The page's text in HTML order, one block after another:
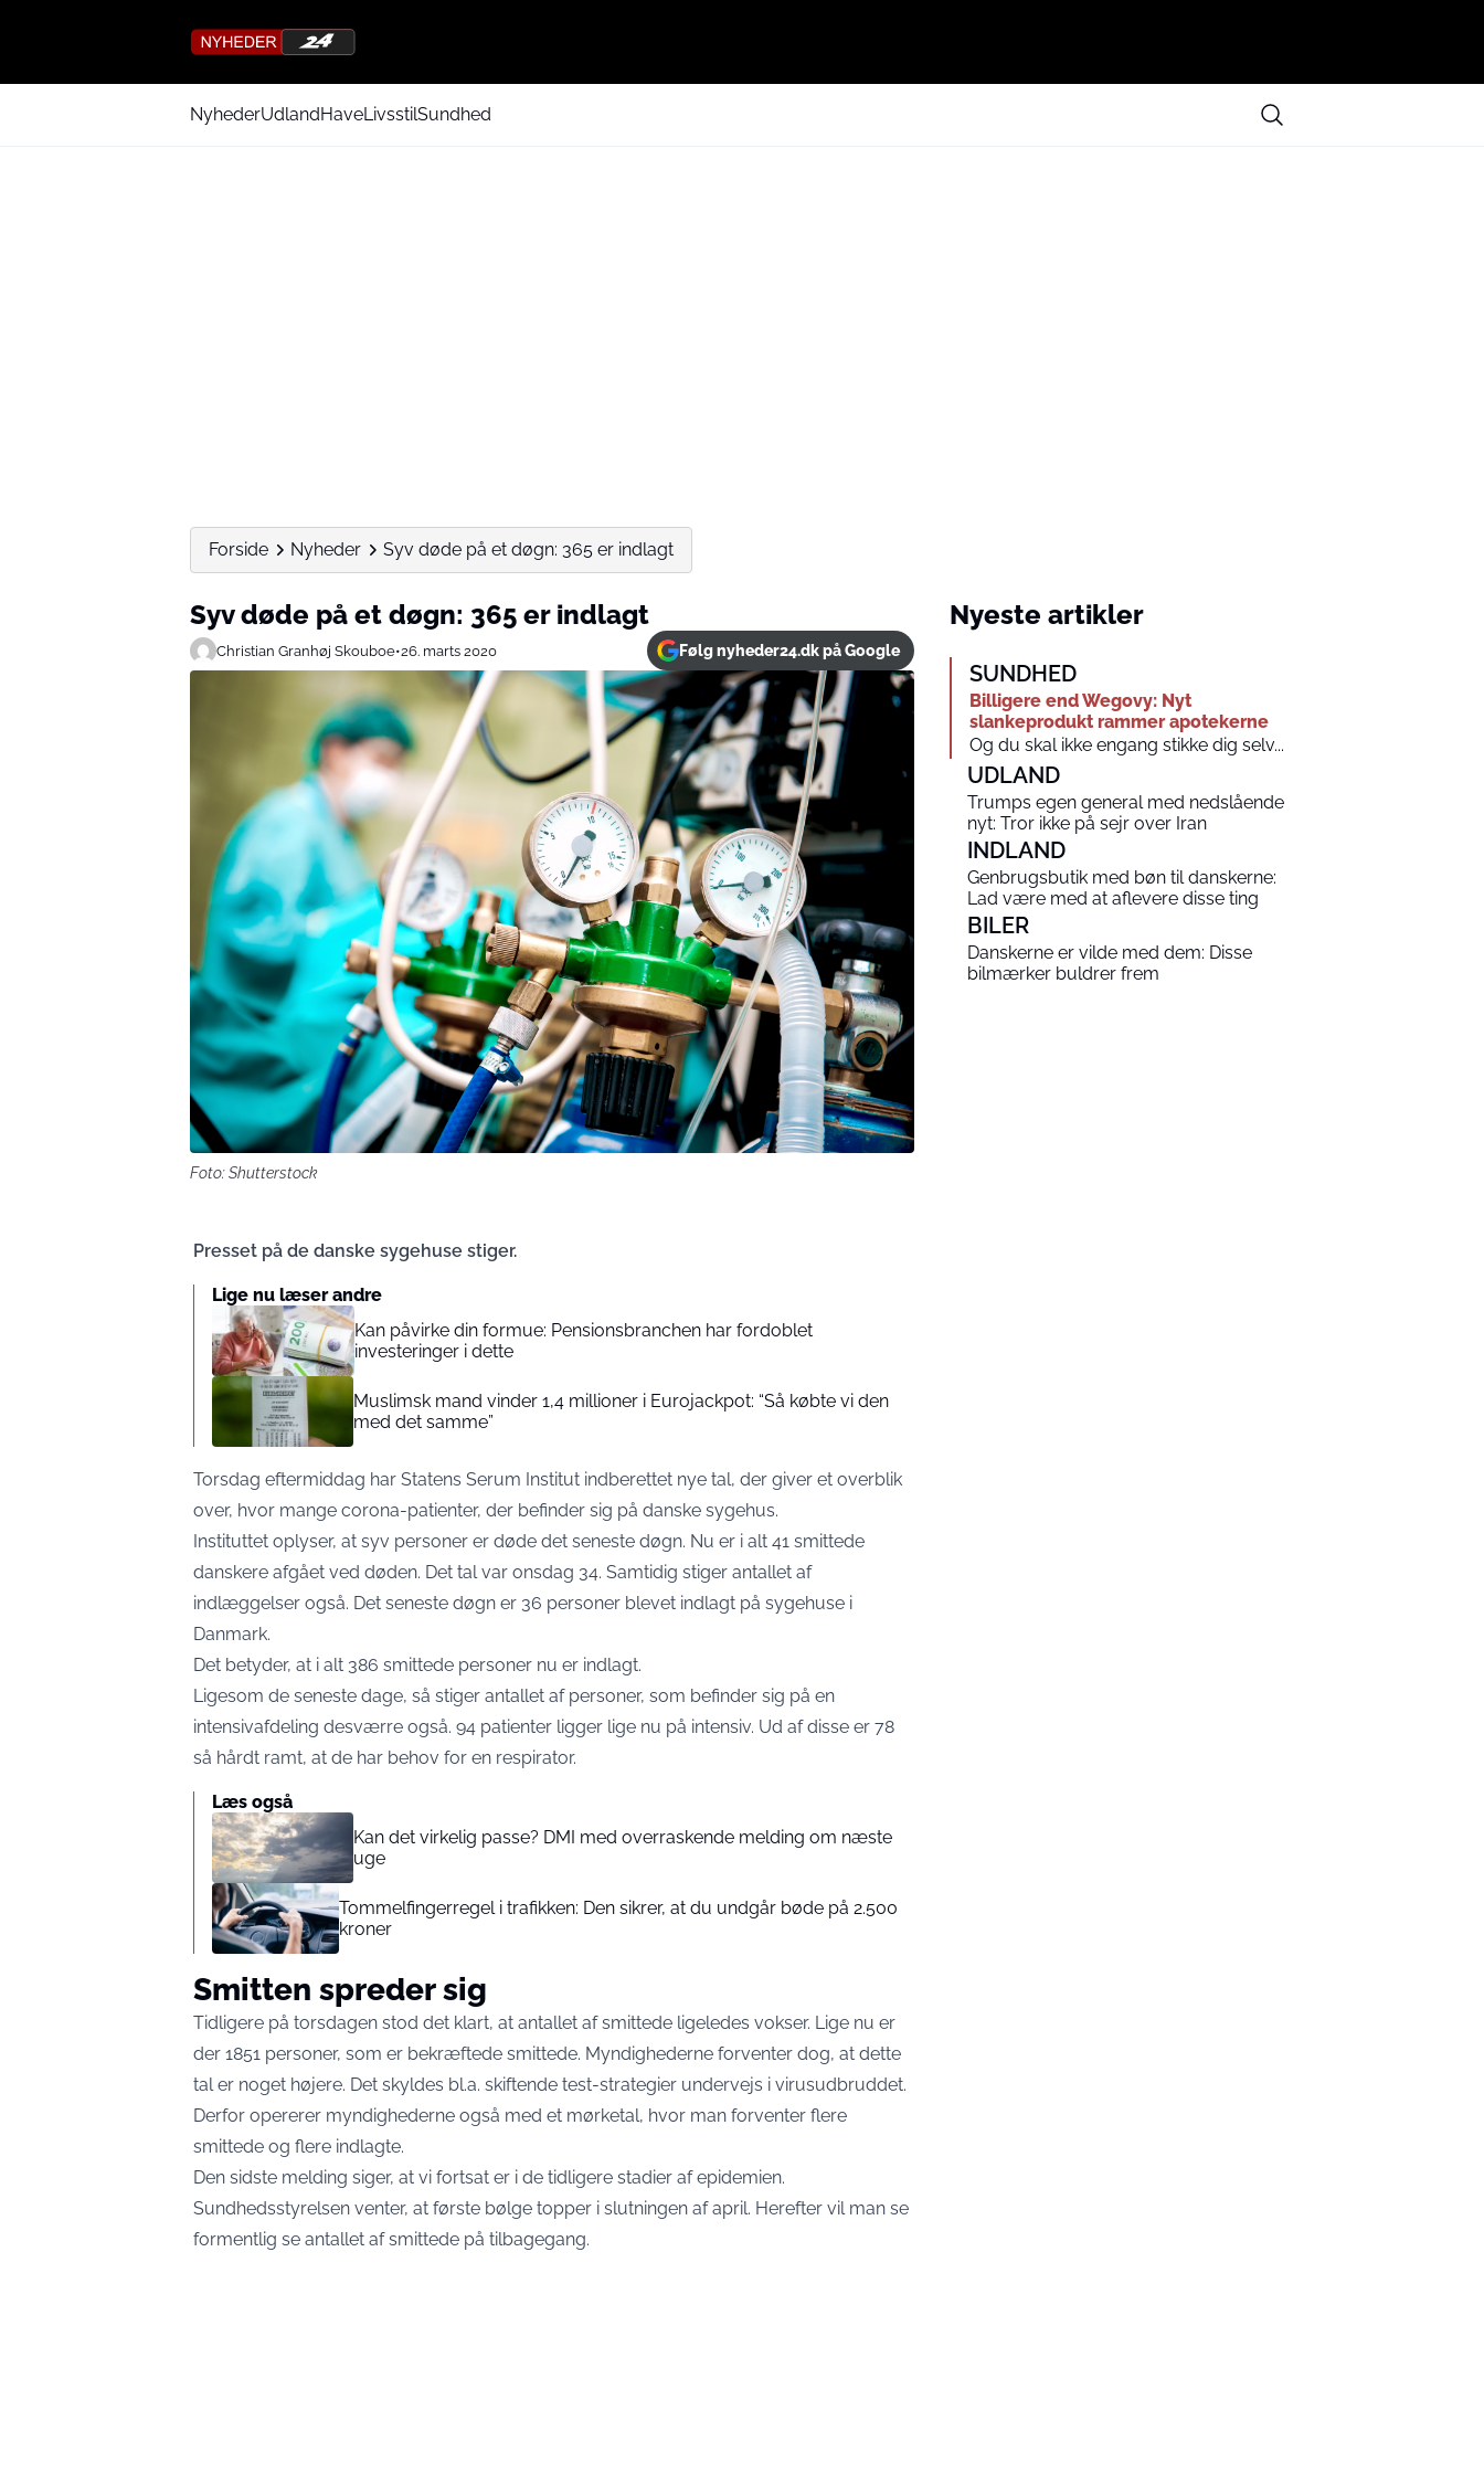
NyhederUdlandHaveLivsstilSundhed
Forside Nyheder Syv døde på et døgn: 365 er indlagt
Syv døde på et døgn: 365 er indlagt
Christian Granhøj Skouboe•26. marts 2020 Følg nyheder24.dk på Google
Foto: Shutterstock
Presset på de danske sygehuse stiger.
Lige nu læser andre
Kan påvirke din formue: Pensionsbranchen har fordoblet
investeringer i dette
Muslimsk mand vinder 1,4 millioner i Eurojackpot: “Så købte vi den
med det samme”
Torsdag eftermiddag har Statens Serum Institut indberettet nye tal, der giver et overblik
over, hvor mange corona-patienter, der befinder sig på danske sygehus.
Instituttet oplyser, at syv personer er døde det seneste døgn. Nu er i alt 41 smittede
danskere afgået ved døden. Det tal var onsdag 34. Samtidig stiger antallet af
indlæggelser også. Det seneste døgn er 36 personer blevet indlagt på sygehuse i
Danmark.
Det betyder, at i alt 386 smittede personer nu er indlagt.
Ligesom de seneste dage, så stiger antallet af personer, som befinder sig på en
intensivafdeling desværre også. 94 patienter ligger lige nu på intensiv. Ud af disse er 78
så hårdt ramt, at de har behov for en respirator.
Læs også
Kan det virkelig passe? DMI med overraskende melding om næste
uge
Tommelfingerregel i trafikken: Den sikrer, at du undgår bøde på 2.500
kroner
Smitten spreder sig
Tidligere på torsdagen stod det klart, at antallet af smittede ligeledes vokser. Lige nu er
der 1851 personer, som er bekræftede smittede. Myndighederne forventer dog, at dette
tal er noget højere. Det skyldes bl.a. skiftende test-strategier undervejs i virusudbruddet.
Derfor opererer myndighederne også med et mørketal, hvor man forventer flere
smittede og flere indlagte.
Den sidste melding siger, at vi fortsat er i de tidligere stadier af epidemien.
Sundhedsstyrelsen venter, at første bølge topper i slutningen af april. Herefter vil man se
formentlig se antallet af smittede på tilbagegang.
Nyeste artikler
SUNDHED
Billigere end Wegovy: Nyt
slankeprodukt rammer apotekerne
Og du skal ikke engang stikke dig selv...
UDLAND
Trumps egen general med nedslående
nyt: Tror ikke på sejr over Iran
INDLAND
Genbrugsbutik med bøn til danskerne:
Lad være med at aflevere disse ting
BILER
Danskerne er vilde med dem: Disse
bilmærker buldrer frem